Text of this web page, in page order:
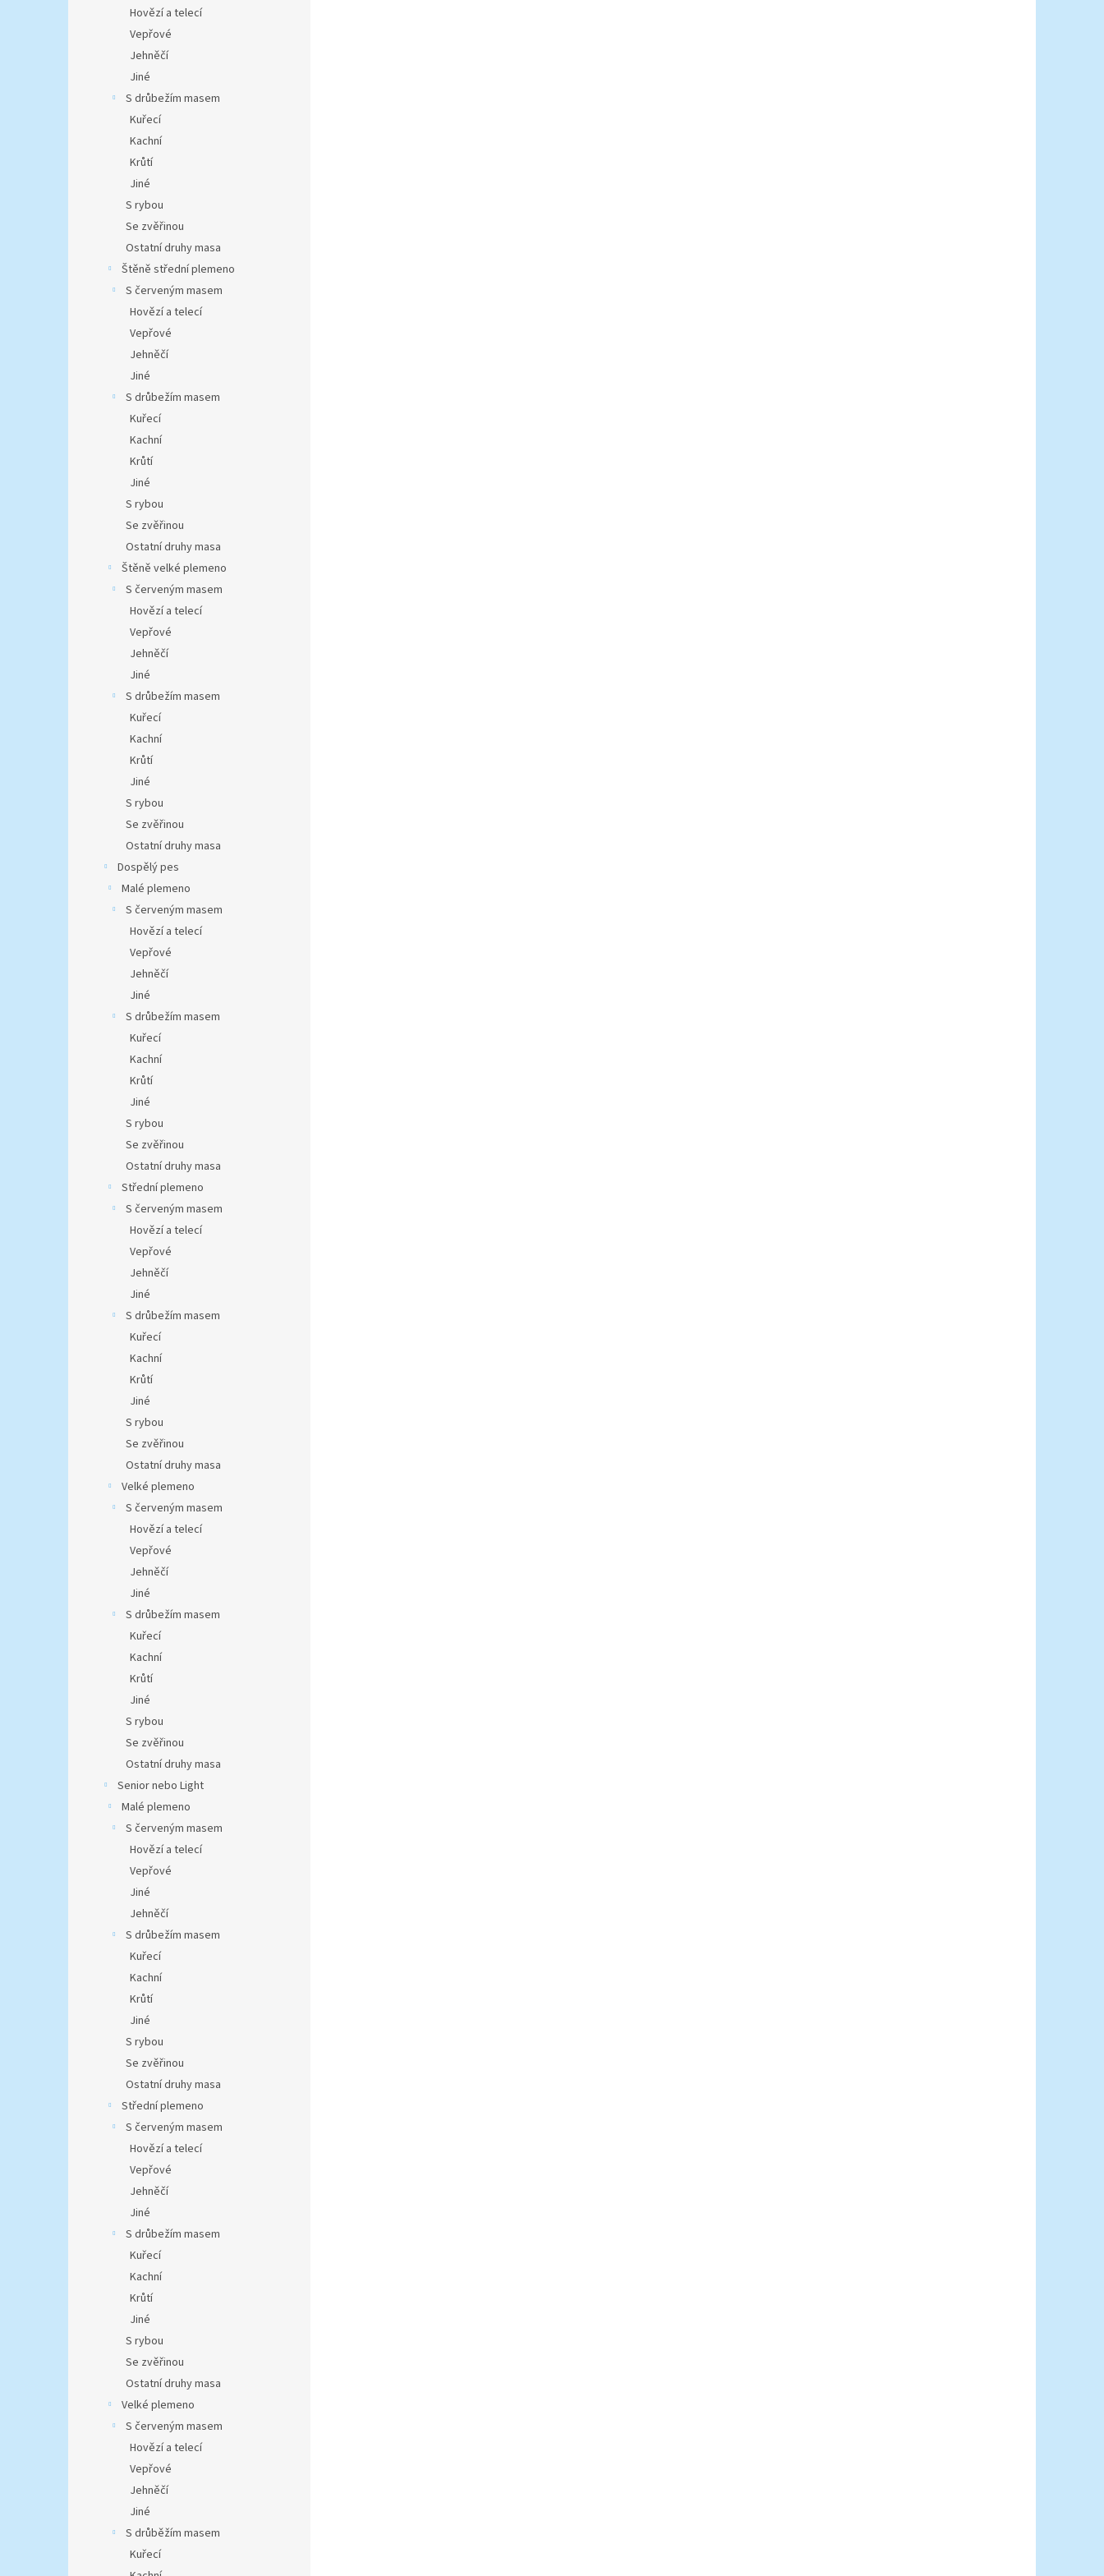
Hovězí a telecí
Vepřové
Jehněčí
Jiné
S drůbežím masem
Kuřecí
Kachní
Krůtí
Jiné
S rybou
Se zvěřinou
Ostatní druhy masa
Štěně střední plemeno
S červeným masem
Hovězí a telecí
Vepřové
Jehněčí
Jiné
S drůbežím masem
Kuřecí
Kachní
Krůtí
Jiné
S rybou
Se zvěřinou
Ostatní druhy masa
Štěně velké plemeno
S červeným masem
Hovězí a telecí
Vepřové
Jehněčí
Jiné
S drůbežím masem
Kuřecí
Kachní
Krůtí
Jiné
S rybou
Se zvěřinou
Ostatní druhy masa
Dospělý pes
Malé plemeno
S červeným masem
Hovězí a telecí
Vepřové
Jehněčí
Jiné
S drůbežím masem
Kuřecí
Kachní
Krůtí
Jiné
S rybou
Se zvěřinou
Ostatní druhy masa
Střední plemeno
S červeným masem
Hovězí a telecí
Vepřové
Jehněčí
Jiné
S drůbežím masem
Kuřecí
Kachní
Krůtí
Jiné
S rybou
Se zvěřinou
Ostatní druhy masa
Velké plemeno
S červeným masem
Hovězí a telecí
Vepřové
Jehněčí
Jiné
S drůbežím masem
Kuřecí
Kachní
Krůtí
Jiné
S rybou
Se zvěřinou
Ostatní druhy masa
Senior nebo Light
Malé plemeno
S červeným masem
Hovězí a telecí
Vepřové
Jiné
Jehněčí
S drůbežím masem
Kuřecí
Kachní
Krůtí
Jiné
S rybou
Se zvěřinou
Ostatní druhy masa
Střední plemeno
S červeným masem
Hovězí a telecí
Vepřové
Jehněčí
Jiné
S drůbežím masem
Kuřecí
Kachní
Krůtí
Jiné
S rybou
Se zvěřinou
Ostatní druhy masa
Velké plemeno
S červeným masem
Hovězí a telecí
Vepřové
Jehněčí
Jiné
S drůběžím masem
Kuřecí